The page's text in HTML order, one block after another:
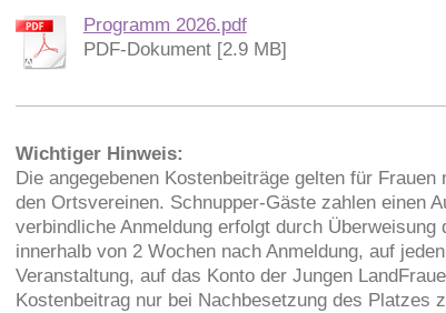
Programm 2026.pdf
PDF-Dokument [2.9 MB]
Wichtiger Hinweis:
Die angegebenen Kostenbeiträge gelten für
den Ortsvereinen. Schnupper-Gäste zahlen einen
verbindliche Anmeldung erfolgt durch Überweisung
innerhalb von 2 Wochen nach Anmeldung, auf
Veranstaltung, auf das Konto der Jungen
Kostenbeitrag nur bei Nachbesetzung des Platzes